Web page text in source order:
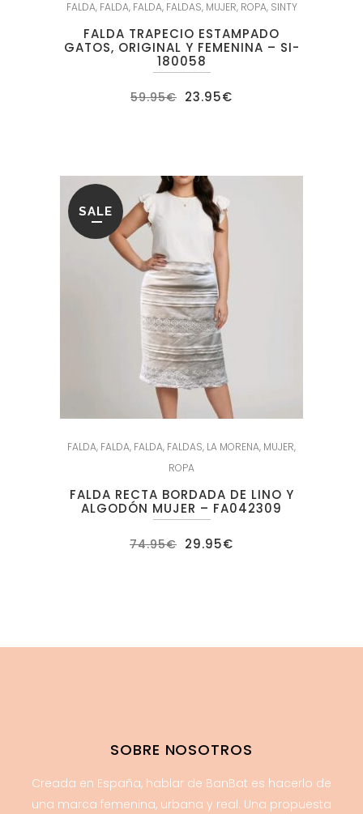
FALDA, FALDA, FALDA, FALDAS, MUJER, ROPA, SINTY
FALDA TRAPECIO ESTAMPADO
GATOS, ORIGINAL Y FEMENINA – SI-
180058
59.95€ El
precio
23.95€
SALE
FALDA, FALDA, FALDA, FALDAS, LA MORENA, MUJER,
ROPA
FALDA RECTA BORDADA DE LINO Y
ALGODÓN MUJER – FA042309
74.95€ El
precio
29.95€
SOBRE NOSOTROS
Creada en España, hablar de BanBat es hacerlo de
una marca femenina, urbana y real. Una propuesta